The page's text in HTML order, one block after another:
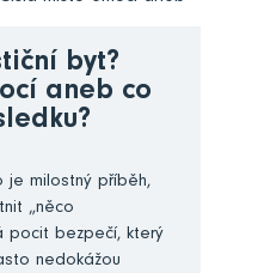
byt?
aneb co
je milostný příběh,
„něco
pocit bezpečí, který
nedokážou